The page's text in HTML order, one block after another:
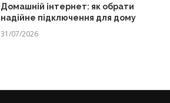
Домашній інтернет: як обрати
надійне підключення для дому
31/07/2026